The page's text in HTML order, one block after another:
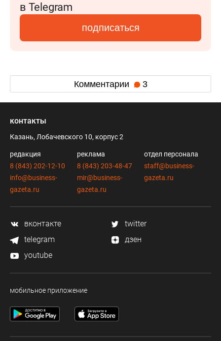
в Telegram
подписаться
Комментарии 3
контакты
Казань, Лобачевского 10, корпус 2
редакция
8 (843) 202-12-10
info@business-
gazeta.ru
реклама
8 (843) 203-48-47
mir@business-
gazeta.ru
отдел персонала
staff@business-
gazeta.ru
вконтакте
twitter
telegram
дзен
youtube
мобильное приложение